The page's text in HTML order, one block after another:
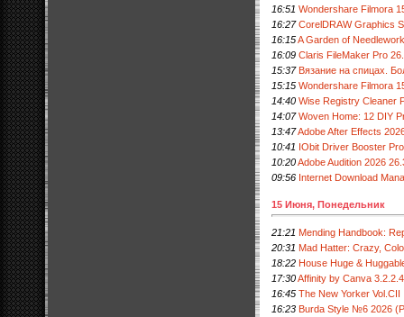
16:51 Wondershare Filmora
16:27 CorelDRAW Graphics
16:15A Garden of Needlework
16:09 Claris FileMaker Pro
15:37 Вязание на спицах.
15:15 Wondershare Filmora
14:40 Wise Registry Cleaner
14:07 Woven Home: 12 DIY
13:47Adobe After Effects
10:41 IObit Driver Booster
10:20Adobe Audition 2026
09:56 Internet Download
15 Июня, Понедельник
21:21 Mending Handbook:
20:31 Mad Hatter: Crazy,
18:22 House Huge &
17:30Affinity by Canva
16:45 The New Yorker
16:23 Burdа Style №6 2026